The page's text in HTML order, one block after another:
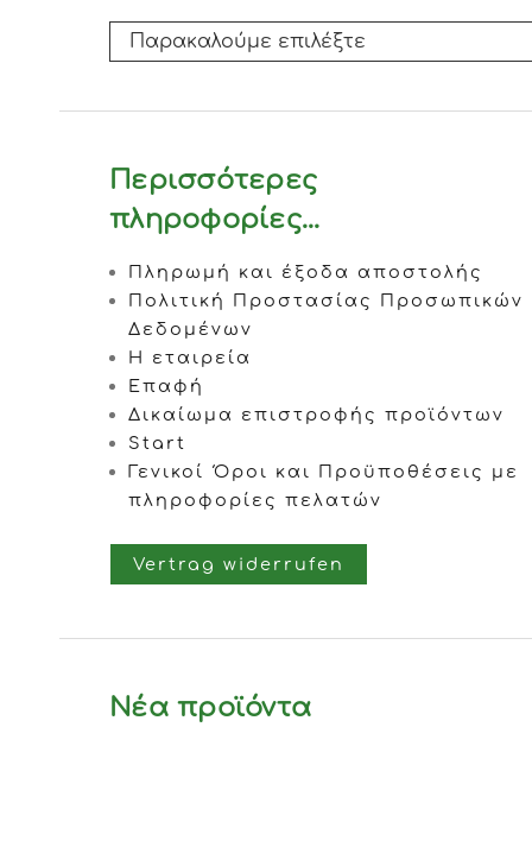
Περισσότερες
πληροφορίες...
Πληρωμή και έξοδα αποστολής
Πολιτική Προστασίας Προσωπικών
Δεδομένων
Η εταιρεία
Επαφή
Δικαίωμα επιστροφής προϊόντων
Start
Γενικοί Όροι και Προϋποθέσεις με
πληροφορίες πελατών
Vertrag widerrufen
Νέα προϊόντα